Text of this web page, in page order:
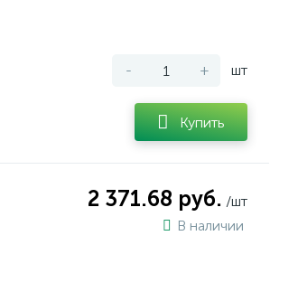
- + шт
Купить
2 371.68 руб. /шт
В наличии